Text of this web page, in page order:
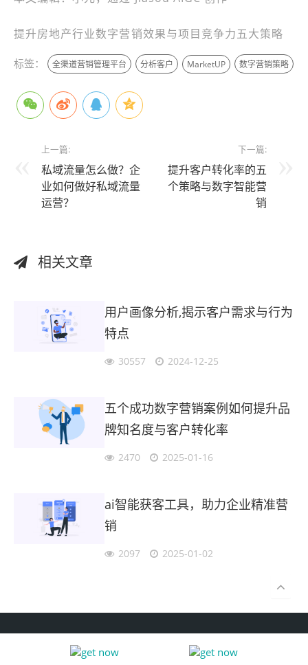
提升房地产行业数字营销效果与项目竞争力五大策略
标签： 全渠道营销管理平台 分析客户 MarketUP 数字营销策略
上一篇:
私域流量怎么做？企
业如何做好私域流量
运营？
下一篇:
提升客户转化率的五
个策略与数字智能营
销
相关文章
用户画像分析,揭示客户需求与行为
特点
30557 2024-12-25
五个成功数字营销案例如何提升品
牌知名度与客户转化率
2470 2025-01-16
ai智能获客工具，助力企业精准营
销
2097 2025-01-02